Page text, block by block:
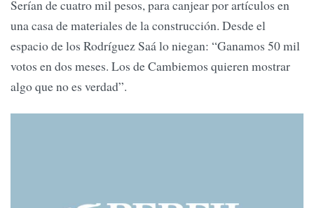
Serían de cuatro mil pesos, para canjear por artículos en
una casa de materiales de la construcción. Desde el
espacio de los Rodríguez Saá lo niegan: “Ganamos 50 mil
votos en dos meses. Los de Cambiemos quieren mostrar
algo que no es verdad”.